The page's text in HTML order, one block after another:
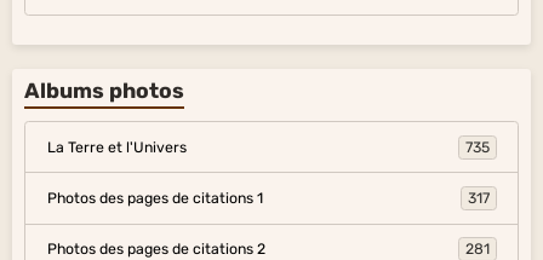
Albums photos
La Terre et l'Univers 735
Photos des pages de citations 1 317
Photos des pages de citations 2 281